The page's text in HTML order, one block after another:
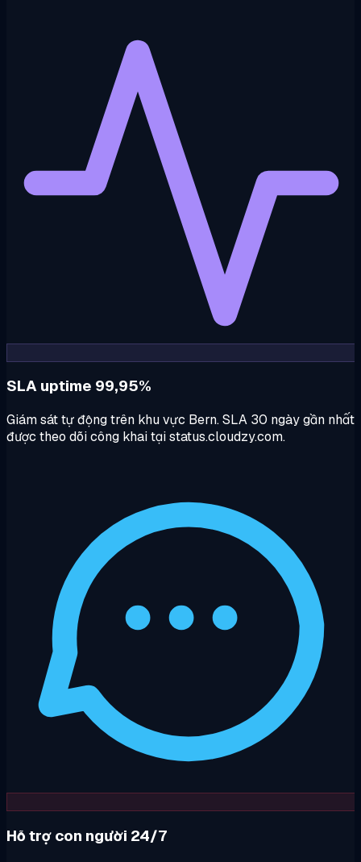
SLA uptime 99,95%
Giám sát tự động trên khu vực Bern. SLA 30 ngày gần nhất
được theo dõi công khai tại status.cloudzy.com.
Hỗ trợ con người 24/7